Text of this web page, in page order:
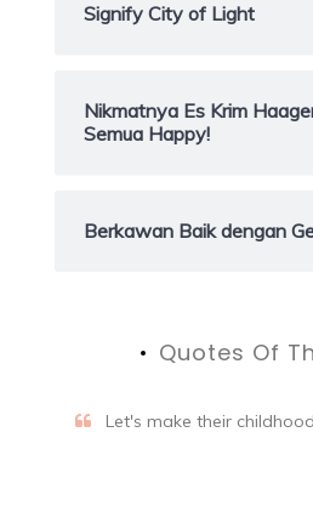
Signify City of Light
Nikmatnya Es Krim
Semua Happy!
Berkawan Baik dengan
Quotes Of
Let's make their